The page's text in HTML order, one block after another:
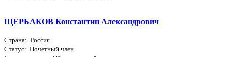
ЩЕРБАКОВ Константин Александрович
Страна: Россия
Статус: Почетный член